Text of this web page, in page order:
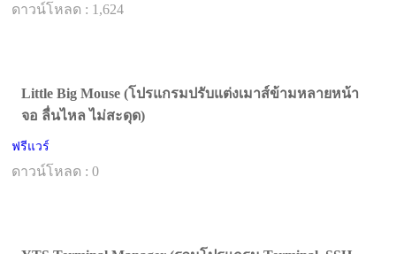
ดาวน์โหลด : 1,624
Little Big Mouse (โปรแกรมปรับแต่งเมาส์ข้ามหลายหน้า
จอ ลื่นไหล ไม่สะดุด)
ฟรีแวร์
ดาวน์โหลด : 0